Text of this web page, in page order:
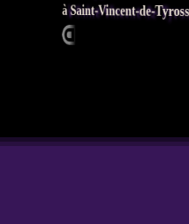
à Saint-Vincent-de-